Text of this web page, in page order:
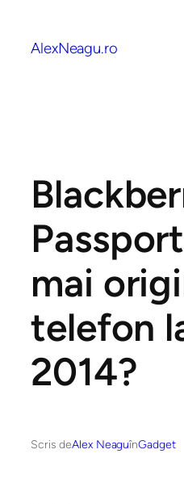
AlexNeagu.ro
mai
telefon
2014?
Scris deAlex NeaguînGadget